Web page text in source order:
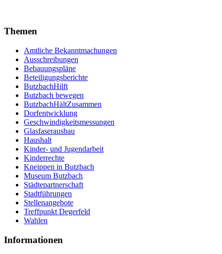
Themen
Amtliche Bekanntmachungen
Ausschreibungen
Bebauungspläne
Beteiligungsberichte
ButzbachHilft
Butzbach bewegen
ButzbachHältZusammen
Dorfentwicklung
Geschwindigkeitsmessungen
Glasfaserausbau
Haushalt
Kinder- und Jugendarbeit
Kinderrechte
Kneippen in Butzbach
Museum Butzbach
Städtepartnerschaft
Stadtführungen
Stellenangebote
Treffpunkt Degerfeld
Wahlen
Informationen